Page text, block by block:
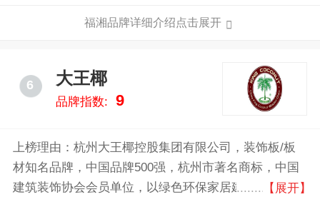
福湘品牌详细介绍点击展开
6 大王椰
品牌指数: 9
上榜理由：杭州大王椰控股集团有限公司，装饰板/板
材知名品牌，中国品牌500强，杭州市著名商标，中国
建筑装饰协会会员单位，以绿色环保家居建材的研发、
【展开】